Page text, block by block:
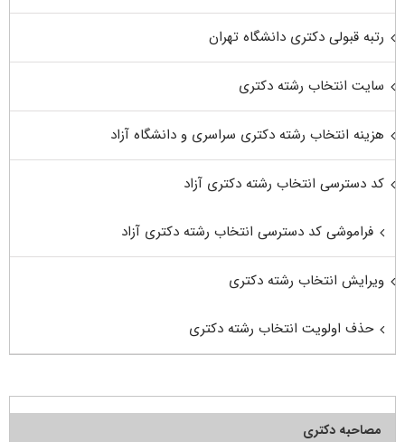
رتبه قبولی دکتری دانشگاه تهران
سایت انتخاب رشته دکتری
هزینه انتخاب رشته دکتری سراسری و دانشگاه آزاد
کد دسترسی انتخاب رشته دکتری آزاد
فراموشی کد دسترسی انتخاب رشته دکتری آزاد
ویرایش انتخاب رشته دکتری
حذف اولویت انتخاب رشته دکتری
مصاحبه دکتری